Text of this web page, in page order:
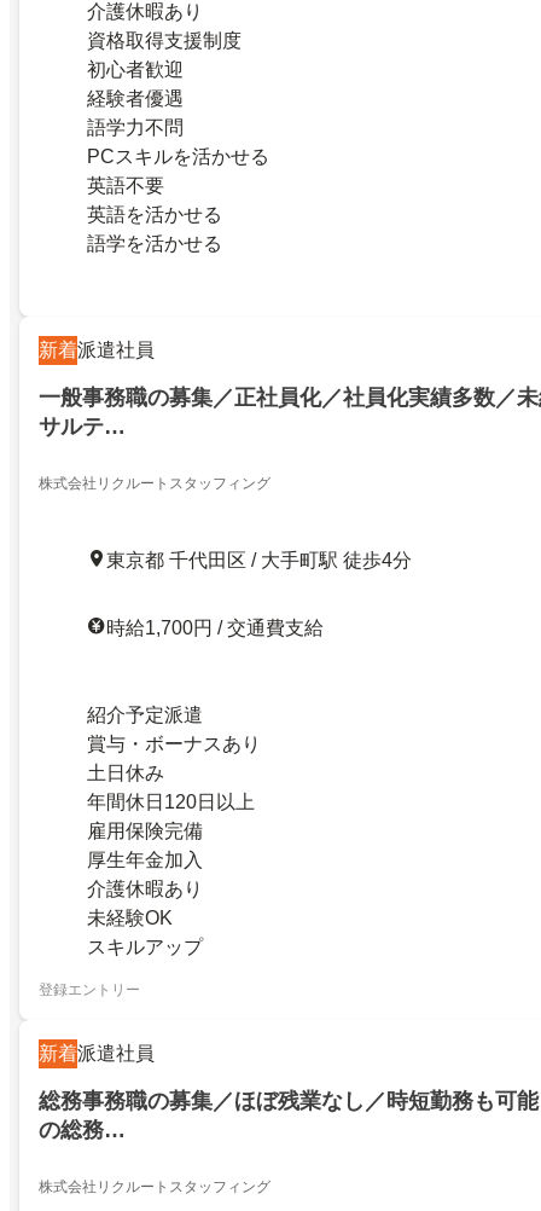
介護休暇あり
資格取得支援制度
初心者歓迎
経験者優遇
語学力不問
PCスキルを活かせる
英語不要
英語を活かせる
語学を活かせる
新着派遣社員
一般事務職の募集／正社員化／社員化実績多数／
サルテ…
株式会社リクルートスタッフィング
東京都 千代田区 / 大手町駅 徒歩4分
時給1,700円 / 交通費支給
紹介予定派遣
賞与・ボーナスあり
土日休み
年間休日120日以上
雇用保険完備
厚生年金加入
介護休暇あり
未経験OK
スキルアップ
登録エントリー
新着派遣社員
総務事務職の募集／ほぼ残業なし／時短勤務も可
の総務…
株式会社リクルートスタッフィング